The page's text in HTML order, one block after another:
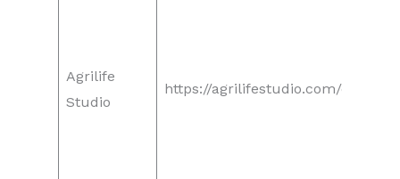
Agrilife
Studio
https://agrilifestudio.com/en/the-